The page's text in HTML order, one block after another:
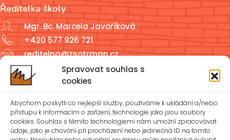
Spravovat souhlas s
cookies
Abychom poskytli co nejlepší služby, používáme k ukládání a/nebo
přístupu k informacím o zařízení, technologie jako jsou soubory
cookies. Souhlas s těmito technologiemi nám umožní zpracovávat
údaje, jako je chování při procházení nebo jedinečná ID na tomto
Ředitelka školy
Mgr. Bc. Marcela Javoříková
+420 577 926 721
reditelna@zsotrman.cz
Školní jídelna a školní družina
ŠD: +420 577 926 720
reditelna@zsotrman.cz